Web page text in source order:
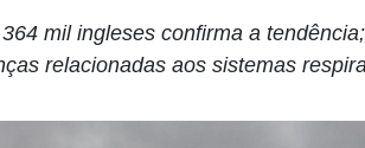
mil ingleses confirma a
relacionadas aos sistemas